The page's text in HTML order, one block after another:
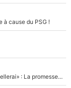
à cause du PSG !
Mercato - OM - «Dès que je prends un club, je t’appellerai» : La promesse de Marcelino au moment de claquer la porte